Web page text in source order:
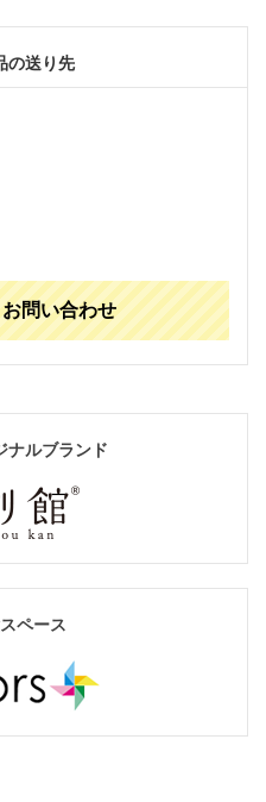
の送り先
問い合わせ
ナルブランド
ペース